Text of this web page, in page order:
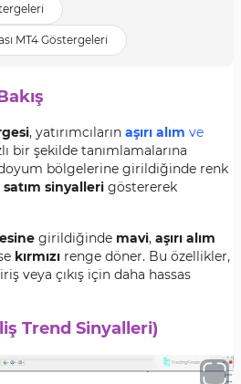
MT4 Göstergeleri
, yatırımcıların aşırı alım ve
bir şekilde tanımlamalarına
bölgelerine girildiğinde renk
satım sinyalleri göstererek
girildiğinde mavi, aşırı alım
kırmızı renge döner. Bu özellikler,
veya çıkış için daha hassas
Trend Sinyalleri)